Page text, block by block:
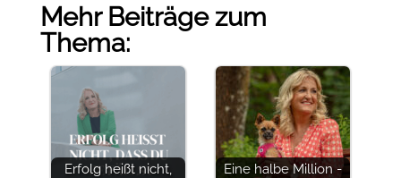
Mehr Beiträge zum
Thema:
Erfolg heißt nicht,
Eine halbe Million -